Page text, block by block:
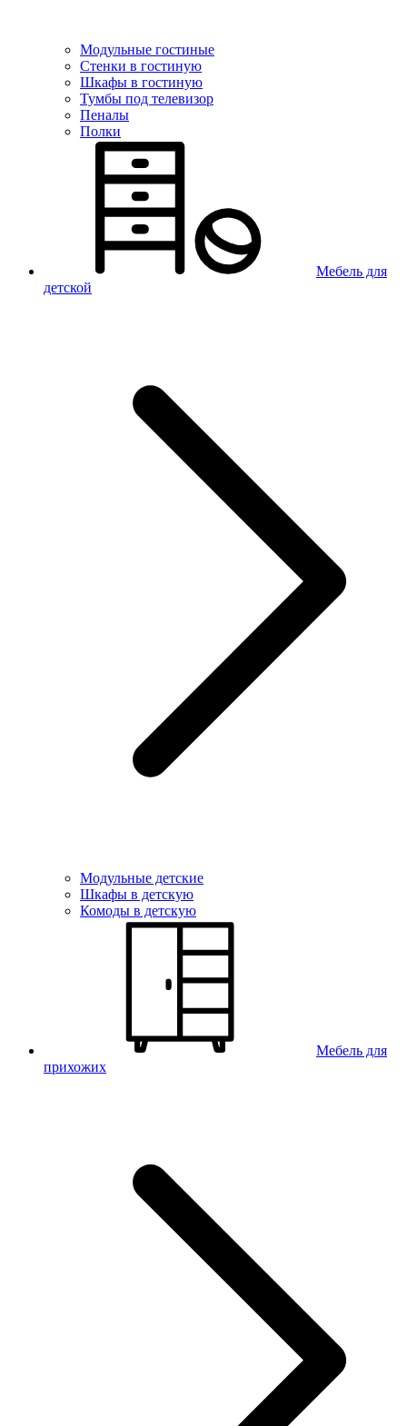
Модульные гостиные
Стенки в гостиную
Шкафы в гостиную
Тумбы под телевизор
Пеналы
Полки
Мебель для
детской
Модульные детские
Шкафы в детскую
Комоды в детскую
Мебель для
прихожих